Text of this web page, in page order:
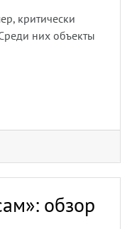
критически
них объекты
обзор